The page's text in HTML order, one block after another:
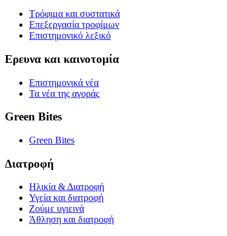
Τρόφιμα και συστατικά
Επεξεργασία τροφίμων
Επιστημονικό λεξικό
Ερευνα και καινοτομία
Επιστημονικά νέα
Τα νέα της αγοράς
Green Bites
Green Bites
Διατροφή
Ηλικία & Διατροφή
Υγεία και διατροφή
Ζούμε υγιεινά
Άθληση και διατροφή